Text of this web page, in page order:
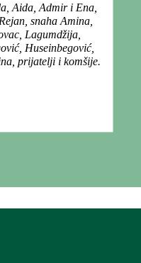
Aida, Admir i Ena,
snaha Amina,
Lagumdžija,
Huseinbegović,
prijatelji i komšije.